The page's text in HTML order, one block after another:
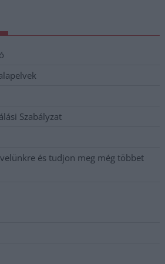
Szabályzat
és tudjon meg még többet